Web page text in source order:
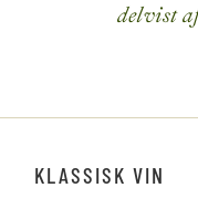
delvist
KLASSISK VIN